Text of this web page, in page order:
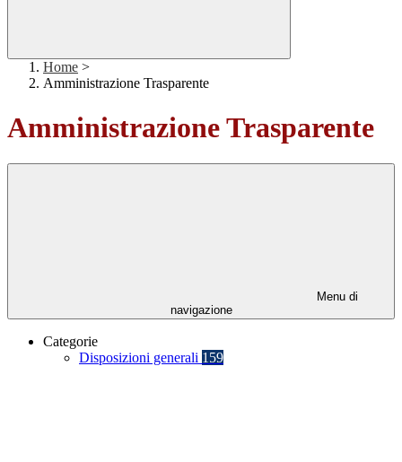
Home >
Amministrazione Trasparente
Amministrazione Trasparente
Menu di
navigazione
Categorie
Disposizioni generali 159